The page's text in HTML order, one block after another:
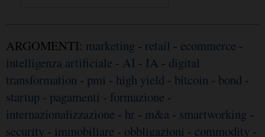
ARGOMENTI: marketing - retail - ecommerce -
intelligenza artificiale - AI - IA - digital
transformation - pmi - high yield - bitcoin - bond -
startup - pagamenti - formazione -
internazionalizzazione - hr - m&a - smartworking -
security - immobiliare - obbligazioni - commodity -